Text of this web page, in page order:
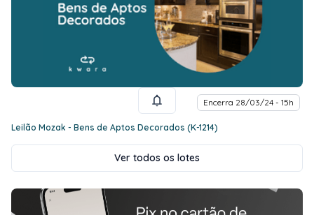
Encerra 28/03/24 - 15h
Leilão Mozak - Bens de Aptos Decorados (K-1214)
Ver todos os lotes